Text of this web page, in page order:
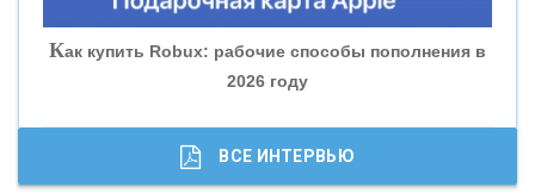
«СОВКОМБАНК»
«ГАЗПРОМБАНК»
Как купить Robux: рабочие способы пополнения в
2026 году
ВСЕ ИНТЕРВЬЮ